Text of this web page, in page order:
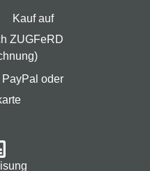
Kauf auf
ZUGFeRD
PayPal oder